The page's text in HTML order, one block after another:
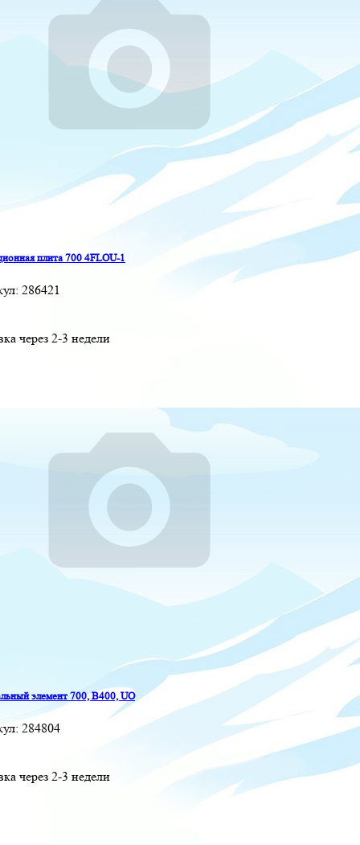
плита 700 4FLOU-1
286421
через 2-3 недели
элемент 700, B400, UO
284804
через 2-3 недели